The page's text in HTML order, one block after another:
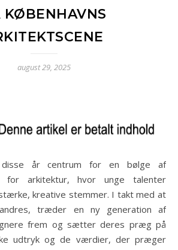
KØBENHAVNS
august 29, 2025
for arkitektur, hvor unge talenter
kreative stemmer. I takt med at
træder en ny generation af
frem og sætter deres præg på
udtryk og de værdier, der præger